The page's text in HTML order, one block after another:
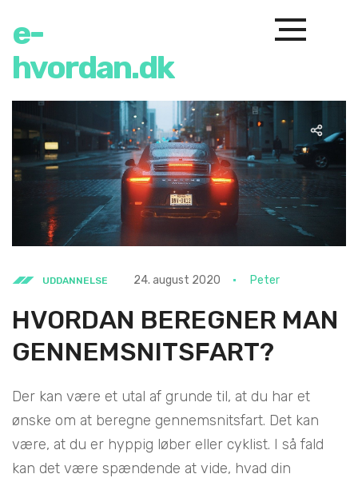
e-
hvordan.dk
UDDANNELSE 24. august 2020 Peter
HVORDAN BEREGNER MAN
GENNEMSNITSFART?
Der kan være et utal af grunde til, at du har et
ønske om at beregne gennemsnitsfart. Det kan
være, at du er hyppig løber eller cyklist. I så fald
kan det være spændende at vide, hvad din